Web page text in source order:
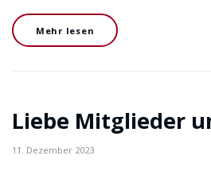
Mehr lesen
Liebe Mitglieder
11. Dezember 2023